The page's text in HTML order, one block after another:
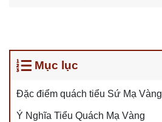
Mục lục
Đặc điểm quách tiểu Sứ Mạ Vàng
Ý Nghĩa Tiểu Quách Mạ Vàng